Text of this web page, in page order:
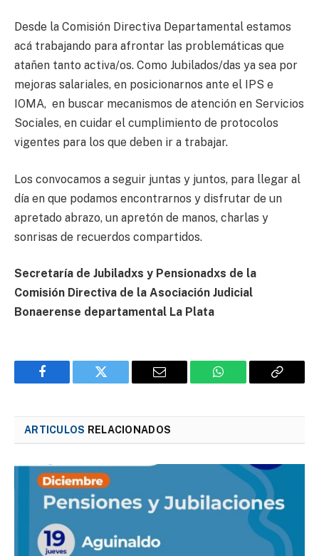
Desde la Comisión Directiva Departamental estamos
acá trabajando para afrontar las problemáticas que
atañen tanto activa/os. Como Jubilados/das ya sea por
mejoras salariales, en posicionarnos ante el IPS e
IOMA, en buscar mecanismos de atención en Servicios
Sociales, en cuidar el cumplimiento de protocolos
vigentes para los que deben ir a trabajar.
Los convocamos a seguir juntas y juntos, para llegar al
día en que podamos encontrarnos y disfrutar de un
apretado abrazo, un apretón de manos, charlas y
sonrisas de recuerdos compartidos.
Secretaría de Jubiladxs y Pensionadxs de la
Comisión Directiva de la Asociación Judicial
Bonaerense departamental La Plata
Facebook Twitter Email WhatsApp Copy
ARTICULOS RELACIONADOS